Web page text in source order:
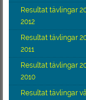
Resultat tävlingar
2012
Resultat tävlingar
2011
Resultat tävlingar
2010
Resultat tävlingar